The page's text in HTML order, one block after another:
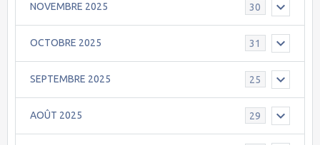
NOVEMBRE 2025 30
OCTOBRE 2025 31
SEPTEMBRE 2025 25
AOÛT 2025 29